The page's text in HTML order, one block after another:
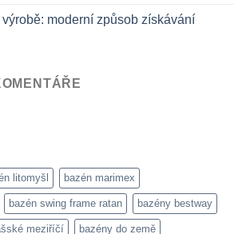
moderní způsob získávání
litomyšl bazén marimex
bazén swing frame ratan bazény bestway
meziříčí bazény do země